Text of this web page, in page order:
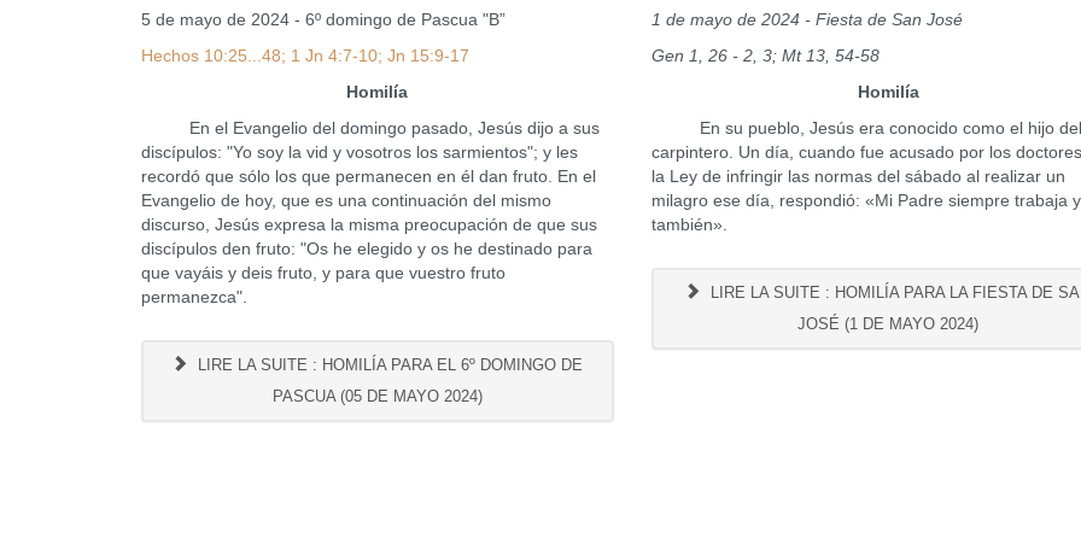
5 de mayo de 2024 - 6º domingo de Pascua "B”
Hechos 10:25...48; 1 Jn 4:7-10; Jn 15:9-17
Homilía
En el Evangelio del domingo pasado, Jesús dijo a sus
discípulos: "Yo soy la vid y vosotros los sarmientos"; y les
recordó que sólo los que permanecen en él dan fruto. En el
Evangelio de hoy, que es una continuación del mismo
discurso, Jesús expresa la misma preocupación de que sus
discípulos den fruto: "Os he elegido y os he destinado para
que vayáis y deis fruto, y para que vuestro fruto
permanezca".
LIRE LA SUITE : HOMILÍA PARA EL 6º DOMINGO DE
PASCUA (05 DE MAYO 2024)
1 de mayo de 2024 - Fiesta de San José
Gen 1, 26 - 2, 3; Mt 13, 54-58
Homilía
En su pueblo, Jesús era conocido como el hijo del
carpintero. Un día, cuando fue acusado por los
la Ley de infringir las normas del sábado al realizar un
milagro ese día, respondió: «Mi Padre siempre trabaja
también».
LIRE LA SUITE : HOMILÍA PARA LA FIESTA DE
JOSÉ (1 DE MAYO 2024)